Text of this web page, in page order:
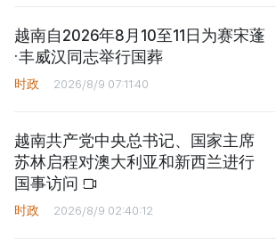
越南自2026年8月10至11日为赛宋蓬
·丰威汉同志举行国葬
时政 2026/8/9 07:11:40
越南共产党中央总书记、国家主席
苏林启程对澳大利亚和新西兰进行
国事访问
时政 2026/8/9 02:40:12